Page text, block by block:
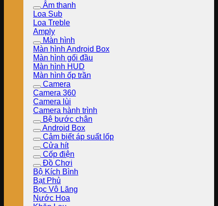
Âm thanh
Loa Sub
Loa Treble
Amply
Màn hình
Màn hình Android Box
Màn hình gối đầu
Màn hình HUD
Màn hình ốp trần
Camera
Camera 360
Camera lùi
Camera hành trình
Bệ bước chân
Android Box
Cảm biết áp suất lốp
Cửa hít
Cốp điện
Đồ Chơi
Bộ Kích Bình
Bạt Phủ
Bọc Vô Lăng
Nước Hoa